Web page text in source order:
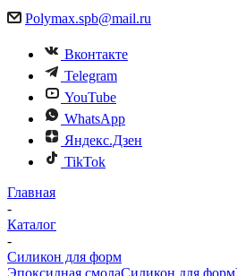
Polymax.spb@mail.ru
Вконтакте
Telegram
YouTube
WhatsApp
Яндекс.Дзен
TikTok
Главная
-
Каталог
-
Силикон для форм
Эпоксидная смолаСиликон для форм